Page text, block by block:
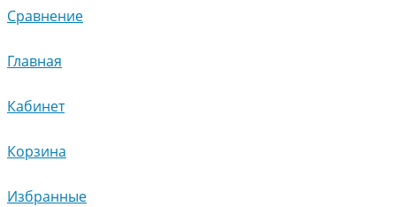
Сравнение
Главная
Кабинет
Корзина
Избранные